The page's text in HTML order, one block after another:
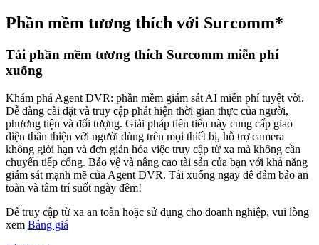
Phần mềm tương thích với Surcomm*
Tải phần mềm tương thích Surcomm miễn phí
xuống
Khám phá Agent DVR: phần mềm giám sát AI miễn phí tuyệt vời.
Dễ dàng cài đặt và truy cập phát hiện thời gian thực của người,
phương tiện và đối tượng. Giải pháp tiên tiến này cung cấp giao
diện thân thiện với người dùng trên mọi thiết bị, hỗ trợ camera
không giới hạn và đơn giản hóa việc truy cập từ xa mà không cần
chuyển tiếp cổng. Bảo vệ và nâng cao tài sản của bạn với khả năng
giám sát mạnh mẽ của Agent DVR. Tải xuống ngay để đảm bảo an
toàn và tâm trí suốt ngày đêm!
Để truy cập từ xa an toàn hoặc sử dụng cho doanh nghiệp, vui lòng
xem Bảng giá